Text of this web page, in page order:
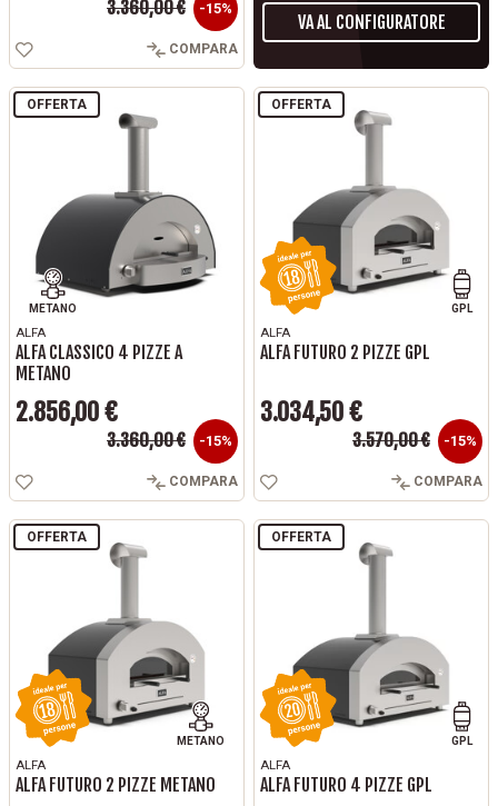
3.360,00 € -15%
COMPARA
VA AL CONFIGURATORE
METANO
OFFERTA
ALFA
ALFA CLASSICO 4 PIZZE A
METANO
2.856,00 €
Prezzo base
3.360,00 € -15%
COMPARA
GPL
OFFERTA
ALFA
ALFA FUTURO 2 PIZZE GPL
3.034,50 €
Prezzo base
3.570,00 € -15%
COMPARA
METANO
OFFERTA
ALFA
ALFA FUTURO 2 PIZZE METANO
GPL
OFFERTA
ALFA
ALFA FUTURO 4 PIZZE GPL